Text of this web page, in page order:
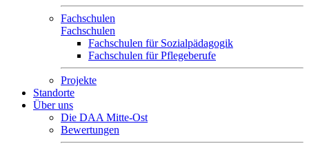
Fachschulen
Fachschulen
Fachschulen für Sozialpädagogik
Fachschulen für Pflegeberufe
Projekte
Standorte
Über uns
Die DAA Mitte-Ost
Bewertungen